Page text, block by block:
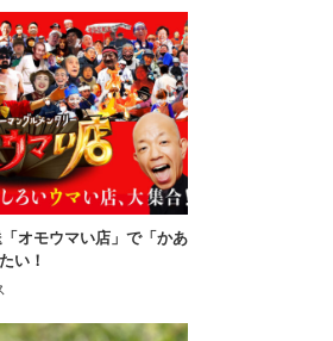
オモウマい店」で「かあ
い！